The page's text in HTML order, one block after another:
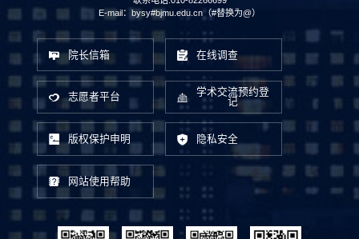
E-mail：bysy#bjmu.edu.cn（#替换为@）
院长信箱 在线调查
志愿者平台
学术交流预约登
记
版权保护申明 隐私安全
网站使用帮助